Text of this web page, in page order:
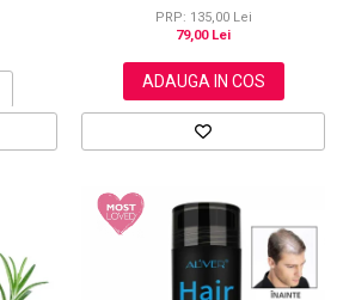
PRP: 135,00 Lei
79,00 Lei
ADAUGA IN COS